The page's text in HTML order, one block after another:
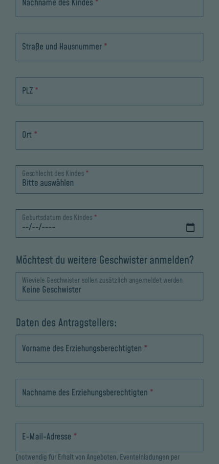
Nachname des Kindes *
Straße und Hausnummer *
PLZ *
Ort *
Geschlecht des Kindes*
Geburtsdatum des Kindes*
Möchtest du weitere Geschwister anmelden?
Wieviele Geschwister sollen zusätzlich angemeldet werden
Daten des Antragstellers:
Vorname des Erziehungsberechtigten *
Nachname des Erziehungsberechtigten *
E-Mail-Adresse *
(notwendig für Erhalt von Angeboten, Eventeinladungen per